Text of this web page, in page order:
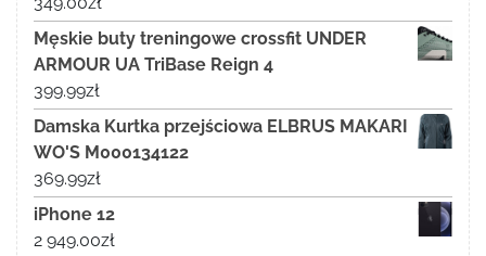
Męskie buty treningowe crossfit UNDER
ARMOUR UA TriBase Reign 4
399.99zł
Damska Kurtka przejściowa ELBRUS MAKARI
WO'S M000134122
369.99zł
iPhone 12
2 949.00zł